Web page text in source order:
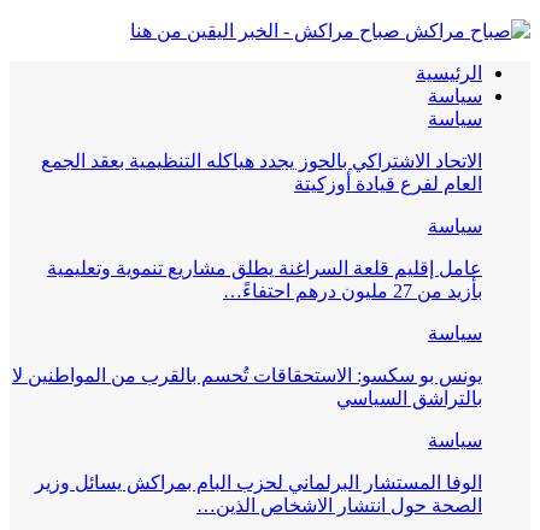
صباح مراكش - الخبر اليقين من هنا
الرئيسية
سياسة
سياسة
الاتحاد الاشتراكي بالحوز يجدد هياكله التنظيمية بعقد الجمع
العام لفرع قيادة أوزكيتة
سياسة
عامل إقليم قلعة السراغنة يطلق مشاريع تنموية وتعليمية
بأزيد من 27 مليون درهم احتفاءً…
سياسة
يونس بو سكسو: الاستحقاقات تُحسم بالقرب من المواطنين لا
بالتراشق السياسي
سياسة
الوفا المستشار البرلماني لحزب البام بمراكش يسائل وزير
الصحة حول انتشار الاشخاص الذين…